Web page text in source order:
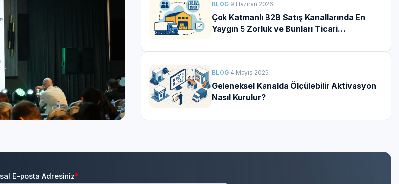
BLOG·9 Haziran 2026
Çok Katmanlı B2B Satış Kanallarında En
Yaygın 5 Zorluk ve Bunları Ticari
BLOG·4 Mayıs 2026
Geleneksel Kanalda Ölçülebilir Aktivasyon
Nasıl Kurulur?